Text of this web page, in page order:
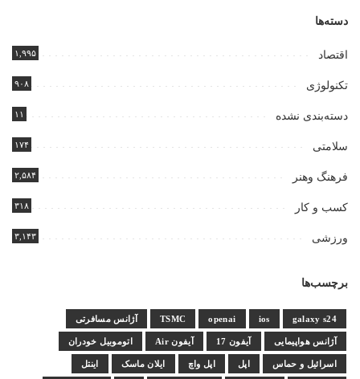
دسته‌ها
اقتصاد ۱,۹۹۵
تکنولوژی ۹۰۸
دسته‌بندی نشده ۱۱
سلامتی ۱۷۴
فرهنگ وهنر ۲,۵۸۴
کسب و کار ۳۱۸
ورزشی ۳,۱۴۳
برچسب‌ها
galaxy s24
ios
openai
TSMC آژانس مسافرتی
آژانس هواپیمایی آیفون 17 آیفون Air اتوموبیل خودران
اسرائیل و حماس اپل اپل واچ ایلان ماسک اینتل